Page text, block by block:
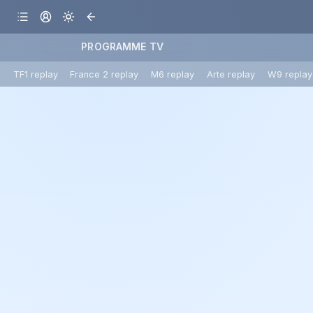
PROGRAMME TV
TF1 replay France 2 replay M6 replay Arte replay W9 replay